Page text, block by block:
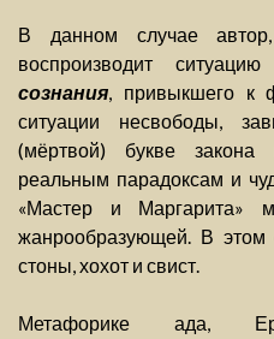
В данном случае автор,
воспроизводит ситуацию
сознания, привыкшего к
ситуации несвободы,
(мёртвой) букве закона
реальным парадоксам и
«Мастер и Маргарита»
жанрообразующей. В этом
стоны, хохот и свист.
Метафорике ада,